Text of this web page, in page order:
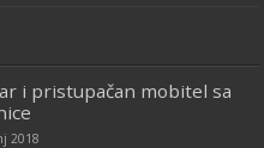
i pristupačan mobitel sa
2018